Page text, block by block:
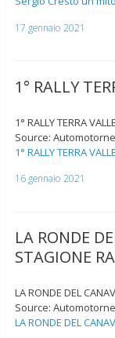
17 gennaio 2021
1° RALLY
1° RALLY TERRA
Source:
1° RALLY TERRA
16 gennaio 2021
LA RONDE
STAGIONE
LA RONDE DEL
Source:
LA RONDE DEL